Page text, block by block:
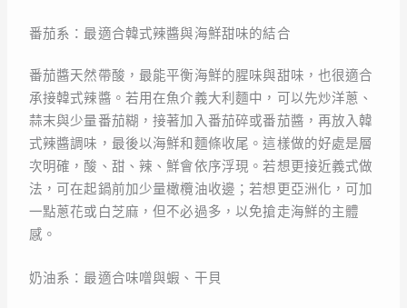
番茄系：最適合韓式辣醬與海鮮甜味的結合
番茄醬天然帶酸，最能平衡海鮮的腥味與甜味，也很適合
承接韓式辣醬。若用在魚介義大利麵中，可以先炒洋蔥、
蒜末與少量番茄糊，接著加入番茄碎或番茄醬，再放入韓
式辣醬調味，最後以海鮮和麵條收尾。這樣做的好處是層
次明確，酸、甜、辣、鮮會依序浮現。若想更接近義式做
法，可在起鍋前加少量橄欖油收邊；若想更亞洲化，可加
一點蔥花或白芝麻，但不必過多，以免搶走海鮮的主體
感。
奶油系：最適合味噌與蝦、干貝